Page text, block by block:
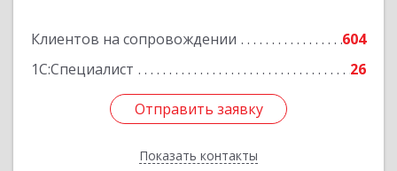
Клиентов на сопровождении
604
1С:Специалист
26
Отправить заявку
Показать контакты
Отправить заявку
Назад